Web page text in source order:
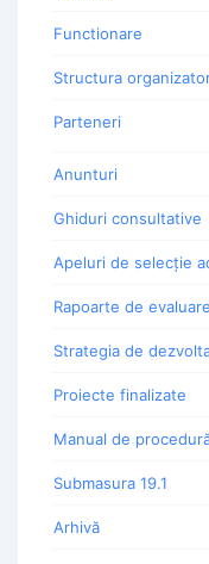
Functionare
Structura
Parteneri
Anunturi
Ghiduri consultative
Apeluri de selecție
Rapoarte de
Strategia de
Proiecte finalizate
Manual de
Submasura 19.1
Arhivă